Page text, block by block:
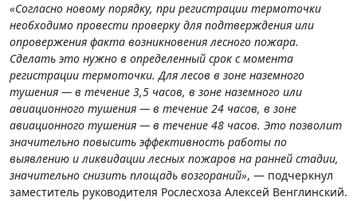
«Согласно новому порядку, при регистрации термоточки
необходимо провести проверку для подтверждения или
опровержения факта возникновения лесного пожара.
Сделать это нужно в определенный срок с момента
регистрации термоточки. Для лесов в зоне наземного
тушения — в течение 3,5 часов, в зоне наземного или
авиационного тушения — в течение 24 часов, в зоне
авиационного тушения — в течение 48 часов. Это позволит
значительно повысить эффективность работы по
выявлению и ликвидации лесных пожаров на ранней стадии,
значительно снизить площадь возгораний», — подчеркнул
заместитель руководителя Рослесхоза Алексей Венглинский.